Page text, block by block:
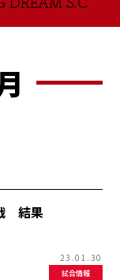
試合情報
23.01.30
結果